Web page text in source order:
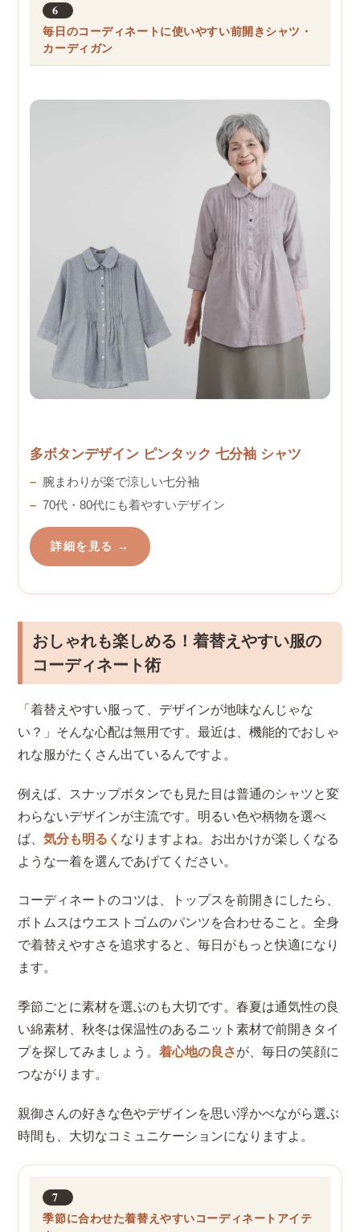
6
毎日のコーディネートに使いやすい前開きシャツ・
カーディガン
多ボタンデザイン ピンタック 七分袖 シャツ
腕まわりが楽で涼しい七分袖
70代・80代にも着やすいデザイン
詳細を見る →
おしゃれも楽しめる！着替えやすい服の
コーディネート術
「着替えやすい服って、デザインが地味なんじゃな
い？」そんな心配は無用です。最近は、機能的でおしゃ
れな服がたくさん出ているんですよ。
例えば、スナップボタンでも見た目は普通のシャツと変
わらないデザインが主流です。明るい色や柄物を選べ
ば、気分も明るくなりますよね。お出かけが楽しくなる
ような一着を選んであげてください。
コーディネートのコツは、トップスを前開きにしたら、
ボトムスはウエストゴムのパンツを合わせること。全身
で着替えやすさを追求すると、毎日がもっと快適になり
ます。
季節ごとに素材を選ぶのも大切です。春夏は通気性の良
い綿素材、秋冬は保温性のあるニット素材で前開きタイ
プを探してみましょう。着心地の良さが、毎日の笑顔に
つながります。
親御さんの好きな色やデザインを思い浮かべながら選ぶ
時間も、大切なコミュニケーションになりますよ。
7
季節に合わせた着替えやすいコーディネートアイテ